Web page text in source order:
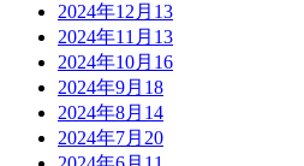
2024年12月 13
2024年11月 13
2024年10月 16
2024年9月 18
2024年8月 14
2024年7月 20